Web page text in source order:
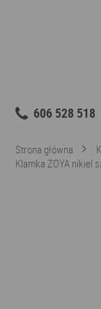
606 528 518
Strona główna
Klamka ZOYA nikiel